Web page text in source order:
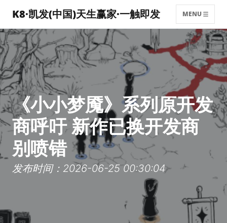
K8·凯发(中国)天生赢家·一触即发 MENU
《小小梦魇》系列原开发
商呼吁 新作已换开发商
别喷错
发布时间：2026-06-25 00:30:04